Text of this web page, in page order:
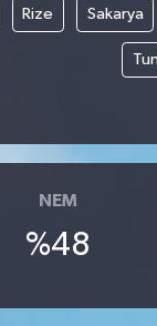
Rize Sakarya
NEM
%48